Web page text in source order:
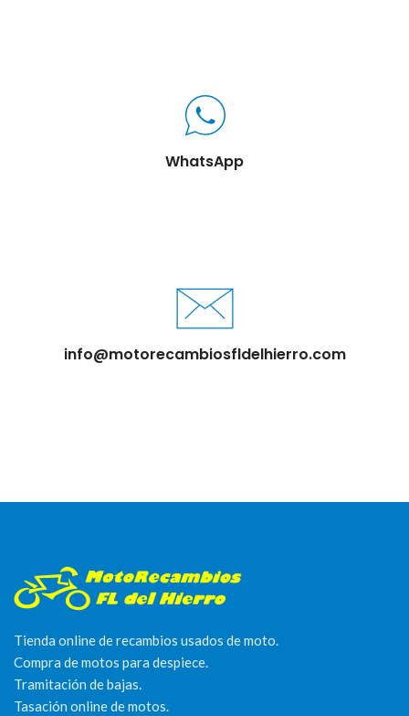
WhatsApp
info@motorecambiosfldelhierro.com
Tienda online de recambios usados de moto.
Compra de motos para despiece.
Tramitación de bajas.
Tasación online de motos.